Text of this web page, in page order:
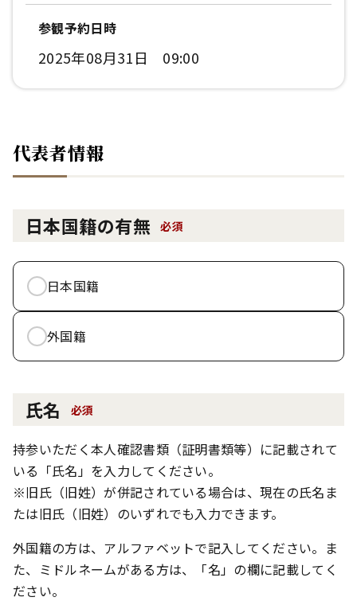
参観予約日時
2025年08月31日 09:00
代表者情報
日本国籍の有無 必須
日本国籍
外国籍
氏名 必須
持参いただく本人確認書類（証明書類等）に記載されて
いる「氏名」を入力してください。
※旧氏（旧姓）が併記されている場合は、現在の氏名ま
たは旧氏（旧姓）のいずれでも入力できます。
外国籍の方は、アルファベットで記入してください。ま
た、ミドルネームがある方は、「名」の欄に記載してく
ださい。